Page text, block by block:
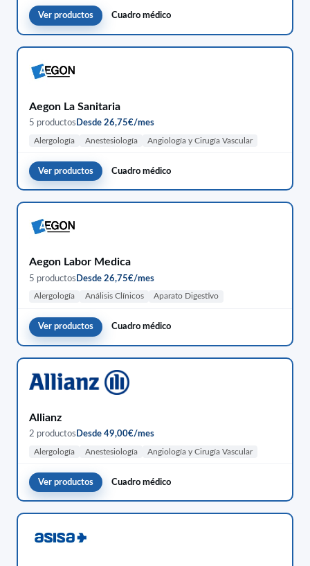
Ver productos Cuadro médico
Aegon La Sanitaria
5 productos Desde 26,75€/mes
Alergología Anestesiología Angiología y Cirugía Vascular
Ver productos Cuadro médico
Aegon Labor Medica
5 productos Desde 26,75€/mes
Alergología Análisis Clínicos Aparato Digestivo
Ver productos Cuadro médico
Allianz
2 productos Desde 49,00€/mes
Alergología Anestesiología Angiología y Cirugía Vascular
Ver productos Cuadro médico